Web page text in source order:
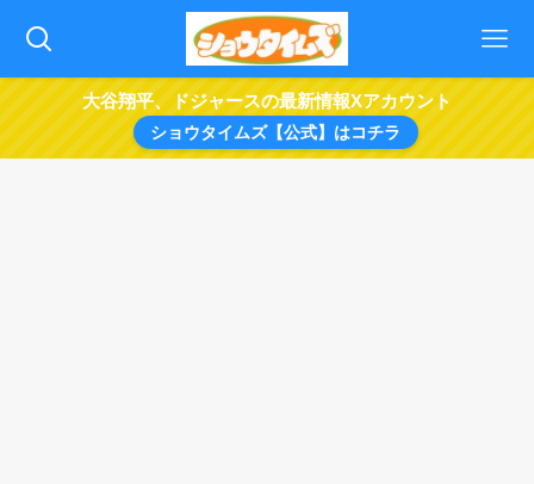
大谷翔平、ドジャースの最新情報Xアカウント
ショウタイムズ【公式】はコチラ